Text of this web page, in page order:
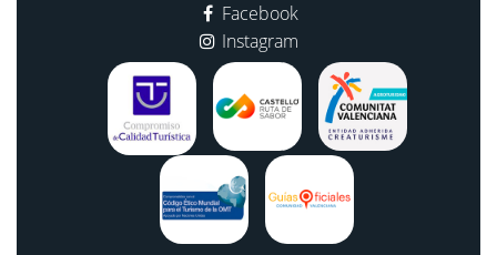
Facebook
Instagram